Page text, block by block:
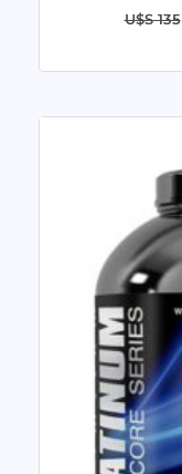
U$S135